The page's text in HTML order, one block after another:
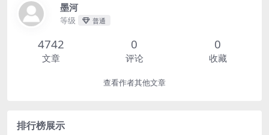
墨河
等级 普通
4742
文章
0
评论
0
收藏
查看作者其他文章
排行榜展示